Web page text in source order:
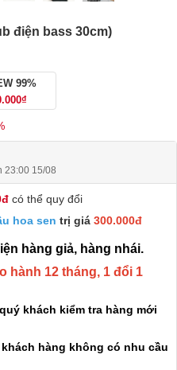
điện bass 30cm)
99%
23:00 15/08
có thể quy đổi
hoa sen trị giá 300.000đ
hàng giả, hàng nhái.
hành 12 tháng, 1 đổi 1
khách kiểm tra hàng mới
hàng không có nhu cầu